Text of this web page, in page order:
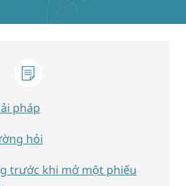
pháp
hỏi
trước khi mở một phiếu